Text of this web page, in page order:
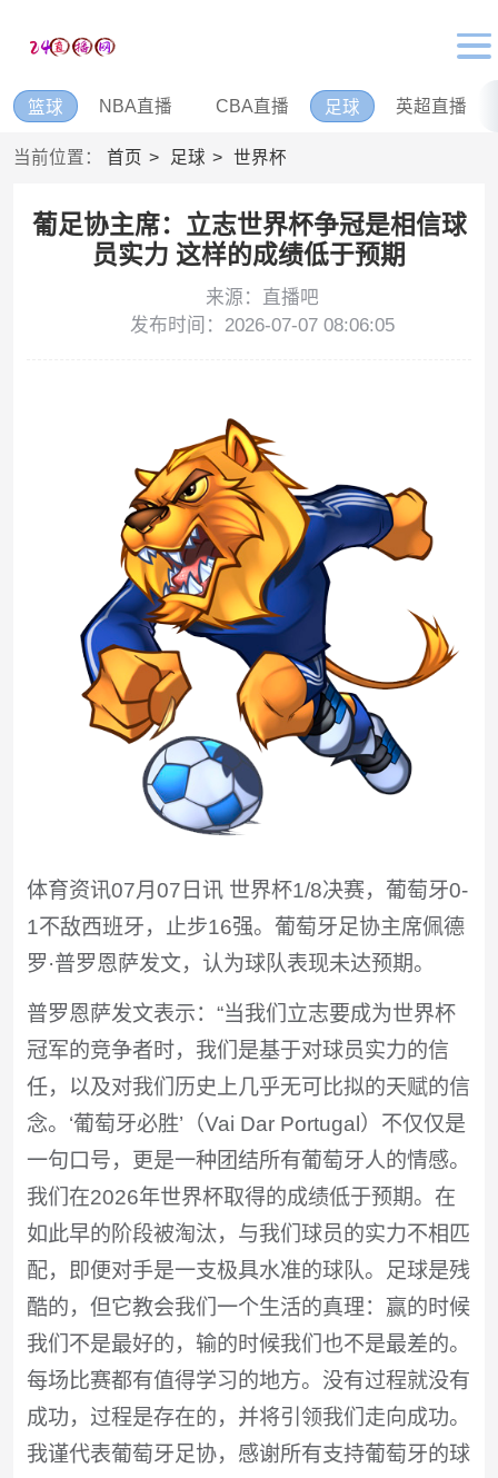
篮球 NBA直播 CBA直播 足球 英超直播
当前位置： 首页 足球 世界杯
葡足协主席：立志世界杯争冠是相信球
员实力 这样的成绩低于预期
来源：直播吧
发布时间：2026-07-07 08:06:05
体育资讯07月07日讯 世界杯1/8决赛，葡萄牙0-
1不敌西班牙，止步16强。葡萄牙足协主席佩德
罗·普罗恩萨发文，认为球队表现未达预期。
普罗恩萨发文表示：“当我们立志要成为世界杯
冠军的竞争者时，我们是基于对球员实力的信
任，以及对我们历史上几乎无可比拟的天赋的信
念。‘葡萄牙必胜’（Vai Dar Portugal）不仅仅是
一句口号，更是一种团结所有葡萄牙人的情感。
我们在2026年世界杯取得的成绩低于预期。在
如此早的阶段被淘汰，与我们球员的实力不相匹
配，即便对手是一支极具水准的球队。足球是残
酷的，但它教会我们一个生活的真理：赢的时候
我们不是最好的，输的时候我们也不是最差的。
每场比赛都有值得学习的地方。没有过程就没有
成功，过程是存在的，并将引领我们走向成功。
我谨代表葡萄牙足协，感谢所有支持葡萄牙的球